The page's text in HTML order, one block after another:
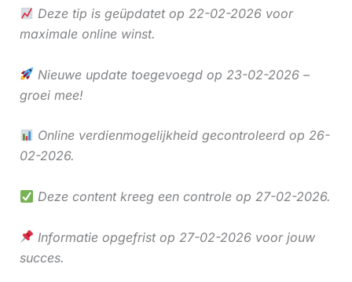
Deze tip is geüpdatet op 22-02-2026 voor
maximale online winst.
Nieuwe update toegevoegd op 23-02-2026 –
groei mee!
Online verdienmogelijkheid gecontroleerd op 26-
02-2026.
Deze content kreeg een controle op 27-02-2026.
Informatie opgefrist op 27-02-2026 voor jouw
succes.